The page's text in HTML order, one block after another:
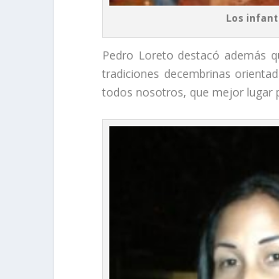
Los
Pedro Loreto destacó además
tradiciones decembrinas
todos nosotros, que mejor lugar